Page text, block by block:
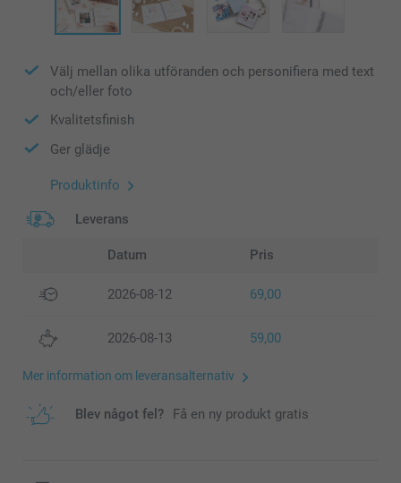
Välj mellan olika utföranden och personifiera med text
och/eller foto
Kvalitetsfinish
Ger glädje
Produktinfo
Leverans
Datum Pris
2026-08-12 69,00
2026-08-13 59,00
Mer information om leveransalternativ
Blev något fel? Få en ny produkt gratis